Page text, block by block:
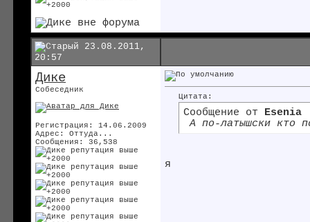
23.08.2011,
20:57
Дике
Собеседник
Регистрация: 14.06.2009
Адрес: Оттуда...
Сообщения: 36,538
Цитата:
Сообщение от
Esenia
А по-латышски кто
я